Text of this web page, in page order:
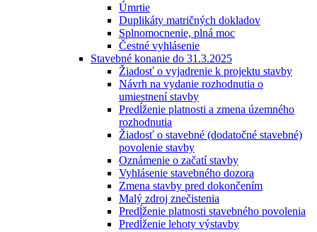
Úmrtie
Duplikáty matričných dokladov
Splnomocnenie, plná moc
Čestné vyhlásenie
Stavebné konanie do 31.3.2025
Žiadosť o vyjadrenie k projektu stavby
Návrh na vydanie rozhodnutia o
umiestnení stavby
Predĺženie platnosti a zmena územného
rozhodnutia
Žiadosť o stavebné (dodatočné stavebné)
povolenie stavby
Oznámenie o začatí stavby
Vyhlásenie stavebného dozora
Zmena stavby pred dokončením
Malý zdroj znečistenia
Predĺženie platnosti stavebného povolenia
Predĺženie lehoty výstavby